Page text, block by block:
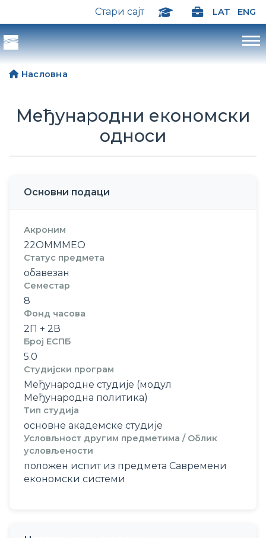
Стари сајт LAT ENG
Насловна
Међународни економски
односи
Основни подаци
Акроним
22ОМММЕО
Статус предмета
обавезан
Семестар
8
Фонд часова
2П + 2В
Број ЕСПБ
5.0
Студијски програм
Међународне студије (модул
Међународна политика)
Тип студија
основне академске студије
Условљност другим предметима / Облик
условљености
положен испит из предмета Савремени
економски системи